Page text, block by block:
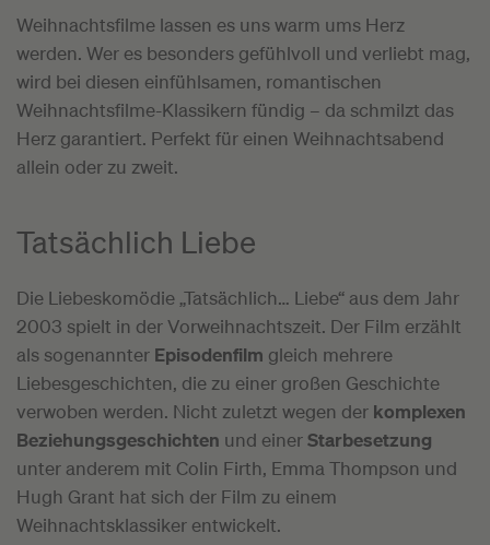
Weihnachtsfilme lassen es uns warm ums Herz
werden. Wer es besonders gefühlvoll und verliebt mag,
wird bei diesen einfühlsamen, romantischen
Weihnachtsfilme-Klassikern fündig – da schmilzt das
Herz garantiert. Perfekt für einen Weihnachtsabend
allein oder zu zweit.
Tatsächlich Liebe
Die Liebeskomödie „Tatsächlich… Liebe“ aus dem Jahr
2003 spielt in der Vorweihnachtszeit. Der Film erzählt
als sogenannter Episodenfilm gleich mehrere
Liebesgeschichten, die zu einer großen Geschichte
verwoben werden. Nicht zuletzt wegen der komplexen
Beziehungsgeschichten und einerStarbesetzung
unter anderem mit Colin Firth, Emma Thompson und
Hugh Grant hat sich der Film zu einem
Weihnachtsklassiker entwickelt.